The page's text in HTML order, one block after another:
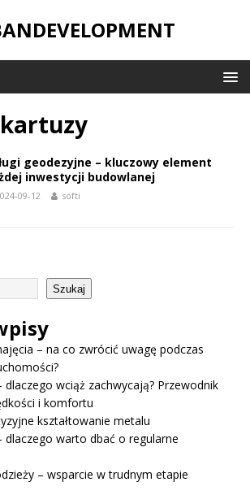
geodezyjne – kluczowy element
inwestycji budowlanej
09-12 softi
Szukaj
– na co zwrócić uwagę podczas
dlaczego wciąż zachwycają? Przewodnik
i komfortu
kształtowanie metalu
dlaczego warto dbać o regularne
– wsparcie w trudnym etapie